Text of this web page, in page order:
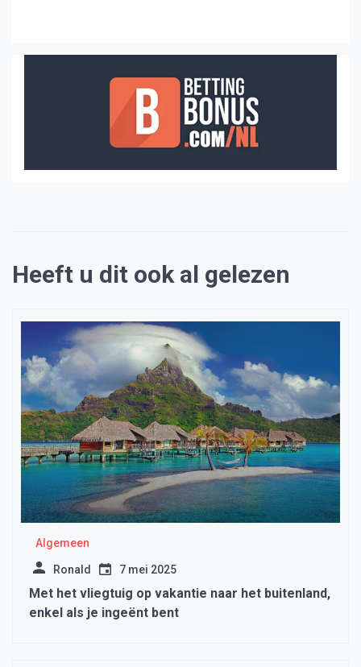
Heeft u dit ook al gelezen
Algemeen
Ronald 7 mei 2025
Met het vliegtuig op vakantie naar het buitenland,
enkel als je ingeënt bent